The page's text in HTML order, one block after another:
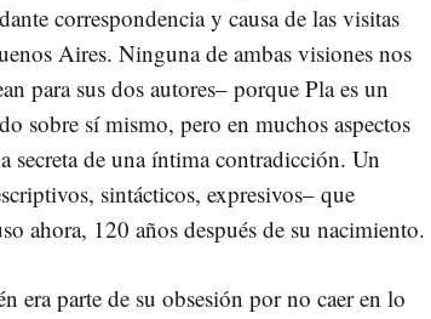
correspondencia y causa de las visitas
Aires. Ninguna de ambas visiones nos
para sus dos autores– porque Pla es un
sobre sí mismo, pero en muchos aspectos
de una íntima contradicción. Un
sintácticos, expresivos– que
ahora, 120 años después de su nacimiento.
era parte de su obsesión por no caer en lo